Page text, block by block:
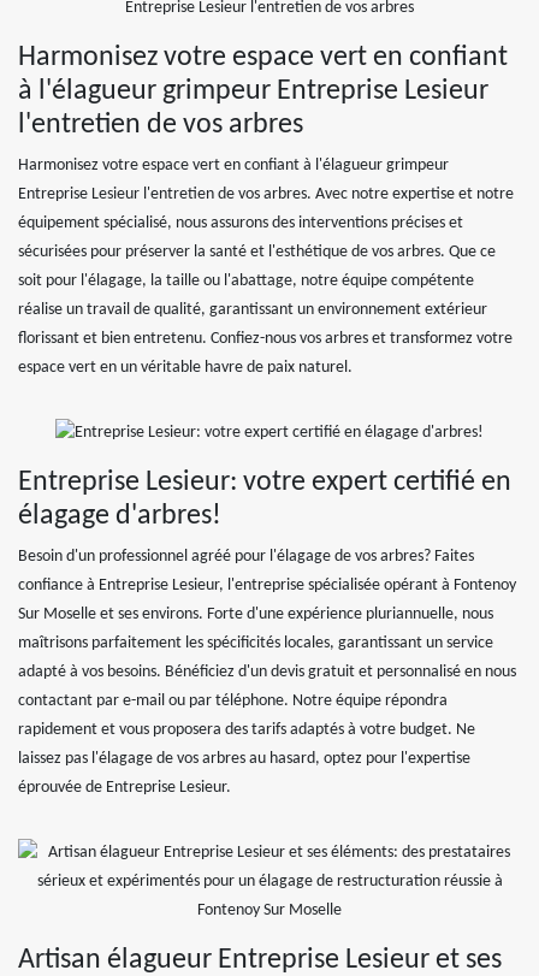
Harmonisez votre espace vert en confiant
à l'élagueur grimpeur Entreprise Lesieur
l'entretien de vos arbres
Harmonisez votre espace vert en confiant à l'élagueur grimpeur
Entreprise Lesieur l'entretien de vos arbres. Avec notre expertise et notre
équipement spécialisé, nous assurons des interventions précises et
sécurisées pour préserver la santé et l'esthétique de vos arbres. Que ce
soit pour l'élagage, la taille ou l'abattage, notre équipe compétente
réalise un travail de qualité, garantissant un environnement extérieur
florissant et bien entretenu. Confiez-nous vos arbres et transformez votre
espace vert en un véritable havre de paix naturel.
Entreprise Lesieur: votre expert certifié en
élagage d'arbres!
Besoin d'un professionnel agréé pour l'élagage de vos arbres? Faites
confiance à Entreprise Lesieur, l'entreprise spécialisée opérant à Fontenoy
Sur Moselle et ses environs. Forte d'une expérience pluriannuelle, nous
maîtrisons parfaitement les spécificités locales, garantissant un service
adapté à vos besoins. Bénéficiez d'un devis gratuit et personnalisé en nous
contactant par e-mail ou par téléphone. Notre équipe répondra
rapidement et vous proposera des tarifs adaptés à votre budget. Ne
laissez pas l'élagage de vos arbres au hasard, optez pour l'expertise
éprouvée de Entreprise Lesieur.
Artisan élagueur Entreprise Lesieur et ses